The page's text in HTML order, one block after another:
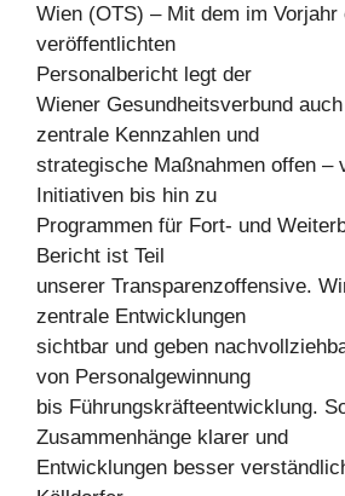
Wien (OTS) – Mit dem im Vorjahr
veröffentlichten
Personalbericht legt der
Wiener Gesundheitsverbund
zentrale Kennzahlen und
strategische Maßnahmen offen –
Initiativen bis hin zu
Programmen für Fort- und
Bericht ist Teil
unserer Transparenzoffensive.
zentrale Entwicklungen
sichtbar und geben
von Personalgewinnung
bis Führungskräfteentwicklung.
Zusammenhänge klarer und
Entwicklungen besser